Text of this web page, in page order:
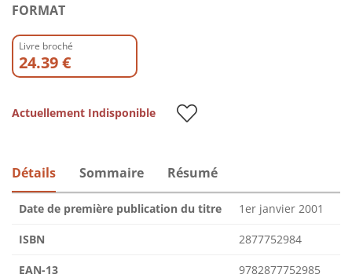
FORMAT
Livre broché
24.39 €
Actuellement Indisponible
Détails Sommaire Résumé
Date de première publication du titre 1er janvier 2001
ISBN 2877752984
EAN-13 9782877752985